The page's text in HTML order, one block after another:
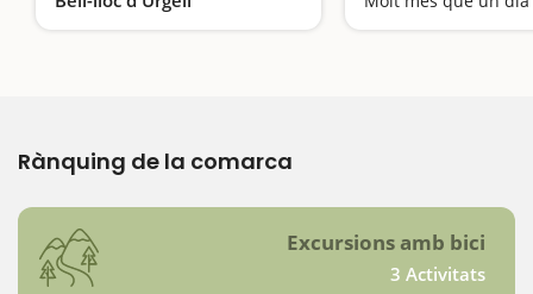
Passegem en bici i dinem de pícnic sota els pins
Rànquing de la comarca
Excursions amb bici
3 Activitats